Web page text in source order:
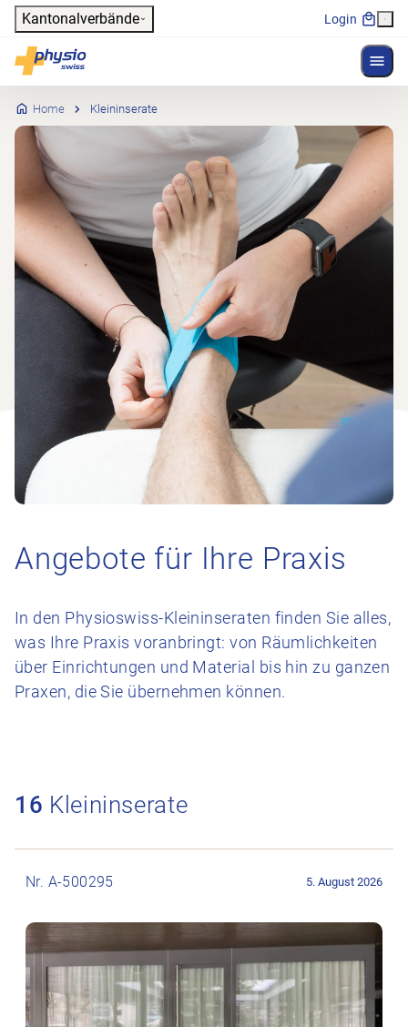
Header
Kantonalverbände Login
Physioswiss
Hauptnavigation
Home Kleininserate
Angebote für Ihre Praxis
In den Physioswiss-Kleininseraten finden Sie alles,
was Ihre Praxis voranbringt: von Räumlichkeiten
über Einrichtungen und Material bis hin zu ganzen
Praxen, die Sie übernehmen können.
16 Kleininserate
Nr. A-500295 5. August 2026